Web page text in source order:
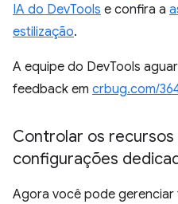
IA do DevTools e confira a
estilização.
A equipe do DevTools
feedback em crbug.com/
Controlar os recursos
configurações
Agora você pode